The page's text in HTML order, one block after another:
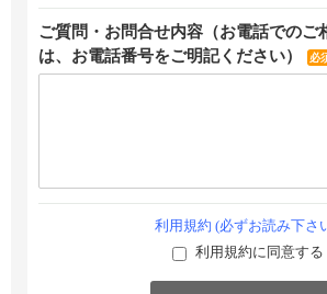
ご質問・お問合せ内容（お電話でのご
は、お電話番号をご明記ください）
必
利用規約 (必ずお読み下さ
利用規約に同意する